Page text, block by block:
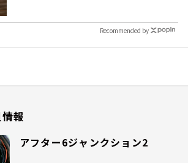
Recommended by
報
アフター6ジャンクション2